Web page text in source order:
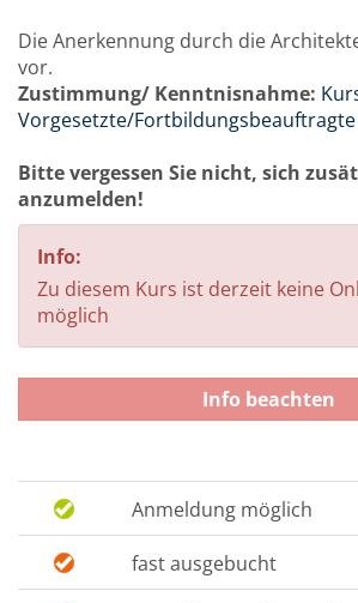
Die Anerkennung durch die
vor.
Zustimmung/ Kenntnisnahme:
Vorgesetzte/
Bitte vergessen Sie nicht, sich
anzumelden!
Info:
Zu diesem Kurs ist derzeit keine
möglich
Info beachten
Anmeldung möglich
fast ausgebucht